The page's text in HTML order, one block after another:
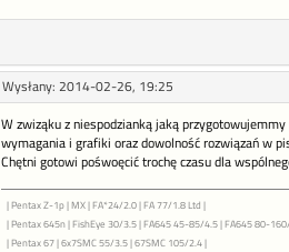
Wysłany: 2014-02-26, 19:25
W zwiząku z niespodzianką jaką
wymagania i grafiki oraz dowolność rozwiązań w
Chętni gotowi pośwoęcić trochę czasu dla
| Pentax Z-1p | MX | FA*24/2.0 | FA 77/1.8 Ltd |
| Pentax 645n | FishEye 30/3.5 | FA645 45-85/4.5 | FA645 80-
| Pentax 67 | 6x7SMC 55/3.5 | 67SMC 105/2.4 |